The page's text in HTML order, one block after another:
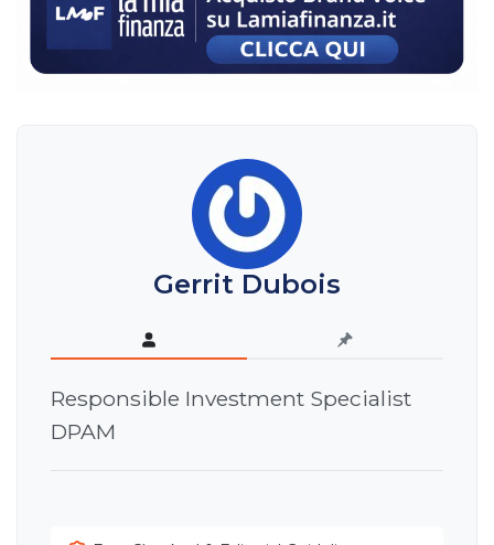
Gerrit Dubois
Responsible Investment Specialist
DPAM